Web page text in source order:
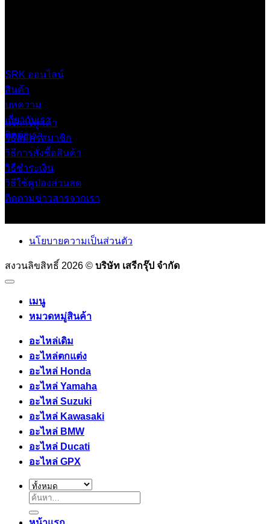
SRK ออนไลน์
สินค้า
บทความ
เกี่ยวกับเรา
ติดต่อเรา
บริการลูกค้า
วิธีสมัครสมาชิก
วิธีการสั่งซื้อสินค้า
วิธีชำระเงิน
วิธีใช้คูปองส่วนลด
ติดตามข่าวสารจากเรา
นโยบายความเป็นส่วนตัว
สงวนลิขสิทธิ์ 2026 © บริษัท เสรีกรุ๊ป จำกัด
เมนู
หมวดหมู่สินค้า
อะไหล่เดิม
อะไหล่ตกแต่ง
อะไหล่ Honda
อะไหล่ Yamaha
อะไหล่ Suzuki
อะไหล่ Kawasaki
อะไหล่ BMW
อะไหล่ Ducati
อะไหล่ GPX
ค้นหา: